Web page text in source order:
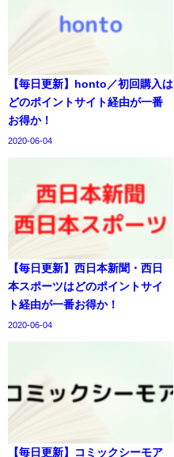
【毎日更新】honto／初回購入は
どのポイントサイト経由が一番
お得か！
2020-06-04
【毎日更新】西日本新聞・西日
本スポーツはどのポイントサイ
ト経由が一番お得か！
2020-06-04
【毎日更新】コミックシーモア